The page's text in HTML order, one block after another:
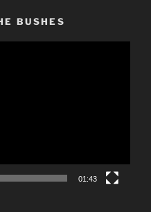
BUSHES
01:43